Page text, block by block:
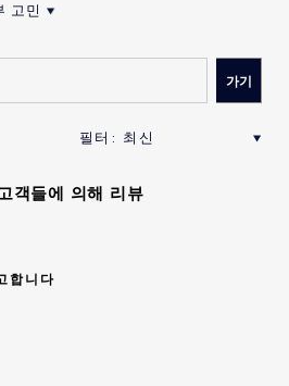
과 같은 이상이 있는 경우에는 사용을
오름, 가려움증, 자극 등의 이상이 있
의하여 위와 같은 이상이 있는 경우
피부염 등의 이상이 있는 부위에는
항
를 닫아둘 것
고민
객들에 의해 리뷰
합니다